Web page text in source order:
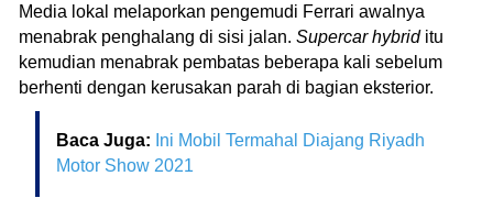
Media lokal melaporkan pengemudi Ferrari awalnya
menabrak penghalang di sisi jalan. Supercar hybriditu
kemudian menabrak pembatas beberapa kali sebelum
berhenti dengan kerusakan parah di bagian eksterior.
Baca Juga: Ini Mobil Termahal Diajang Riyadh
Motor Show 2021